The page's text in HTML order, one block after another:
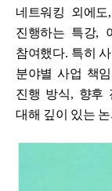
네트워킹 외에도,
진행하는 특강,
참여했다. 특히
분야별 사업 책
진행 방식, 향후
대해 깊이 있는